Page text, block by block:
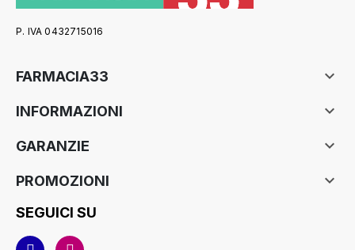
P. IVA 0432715016
FARMACIA33 
INFORMAZIONI 
GARANZIE 
PROMOZIONI 
SEGUICI SU